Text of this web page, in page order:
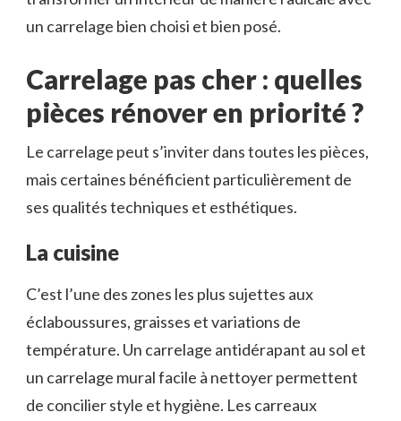
un carrelage bien choisi et bien posé.
Carrelage pas cher : quelles
pièces rénover en priorité ?
Le carrelage peut s’inviter dans toutes les pièces,
mais certaines bénéficient particulièrement de
ses qualités techniques et esthétiques.
La cuisine
C’est l’une des zones les plus sujettes aux
éclaboussures, graisses et variations de
température. Un carrelage antidérapant au sol et
un carrelage mural facile à nettoyer permettent
de concilier style et hygiène. Les carreaux